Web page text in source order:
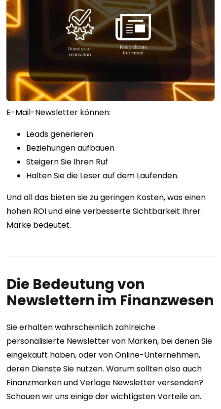
E-Mail-Newsletter können:
Leads generieren
Beziehungen aufbauen
Steigern Sie Ihren Ruf
Halten Sie die Leser auf dem Laufenden.
Und all das bieten sie zu geringen Kosten, was einen
hohen ROI und eine verbesserte Sichtbarkeit Ihrer
Marke bedeutet.
Die Bedeutung von
Newslettern im Finanzwesen
Sie erhalten wahrscheinlich zahlreiche
personalisierte Newsletter von Marken, bei denen Sie
eingekauft haben, oder von Online-Unternehmen,
deren Dienste Sie nutzen. Warum sollten also auch
Finanzmarken und Verlage Newsletter versenden?
Schauen wir uns einige der wichtigsten Vorteile an.